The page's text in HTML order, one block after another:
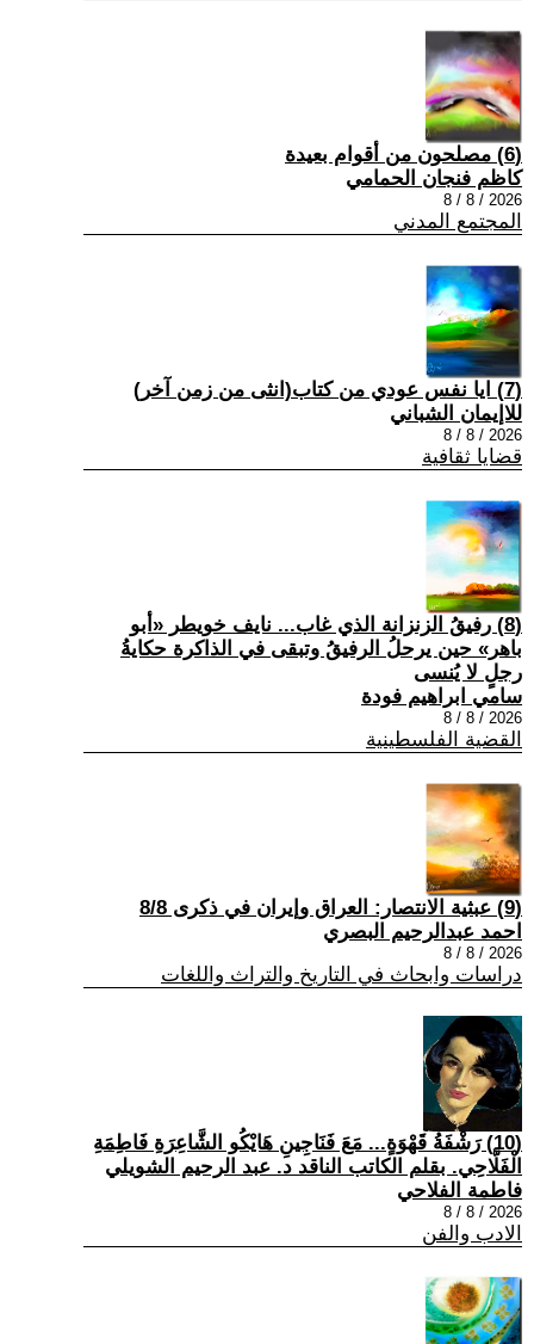
(6) مصلحون من أقوام بعيدة
كاظم فنجان الحمامي
2026 / 8 / 8
المجتمع المدني
(7) ايا نفس عودي من كتاب(انثى من زمن آخر)
للاإيمان الشباني
2026 / 8 / 8
قضايا ثقافية
(8) رفيقُ الزنزانة الذي غاب... نايف خويطر «أبو
باهر» حين يرحلُ الرفيقُ وتبقى في الذاكرة حكايةُ
رجلٍ لا يُنسى
سامي ابراهيم فودة
2026 / 8 / 8
القضية الفلسطينية
(9) عبثية الانتصار: العراق وإيران في ذكرى 8/8
احمد عبدالرحيم البصري
2026 / 8 / 8
دراسات وابحاث في التاريخ والتراث واللغات
(10) رَشْفَةُ قَهْوَةٍ... مَعَ فَنَاجِينِ هَايْكُو الشَّاعِرَةِ فَاطِمَةِ
الْفَلَّاحِي. بقلم الكاتب الناقد د. عبد الرحيم الشويلي
فاطمة الفلاحي
2026 / 8 / 8
الادب والفن